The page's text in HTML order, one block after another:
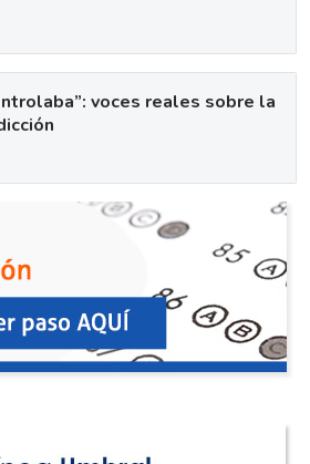
voces reales sobre la